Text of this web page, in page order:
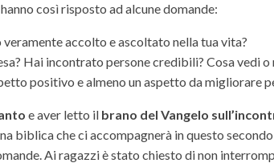
così risposto ad alcune domande:
accolto e ascoltato nella tua vita?
Hai incontrato persone credibili? Cosa vedi
positivo e almeno un aspetto da migliorare
e aver letto il brano del Vangelo
biblica che ci accompagnerà in questo
Ai ragazzi è stato chiesto di non